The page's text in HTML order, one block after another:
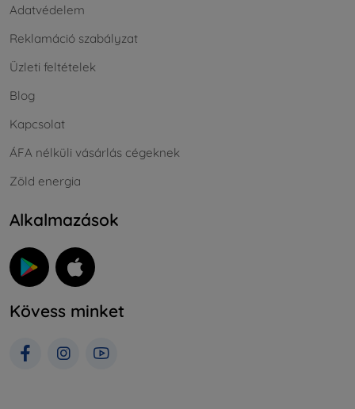
Adatvédelem
Reklamáció szabályzat
Üzleti feltételek
Blog
Kapcsolat
ÁFA nélküli vásárlás cégeknek
Zöld energia
Alkalmazások
Kövess minket